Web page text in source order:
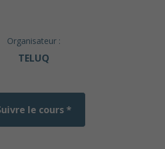
Organisateur :
TELUQ
le cours *